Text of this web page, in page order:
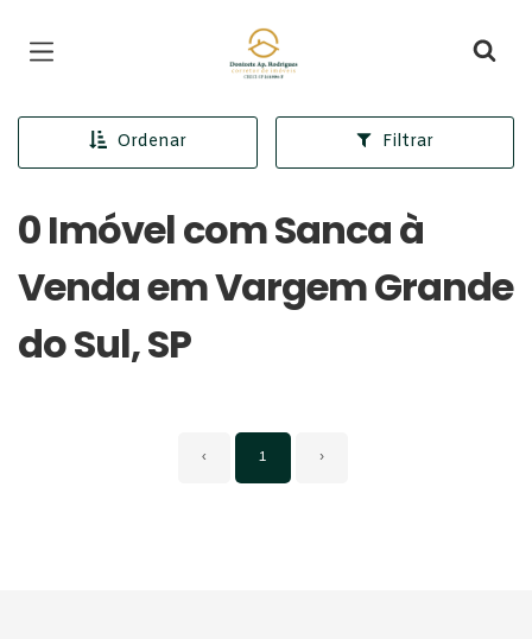
Página inicial
Ordenar Filtrar
0 Imóvel com Sanca à
Venda em Vargem Grande
do Sul, SP
‹ 1 ›